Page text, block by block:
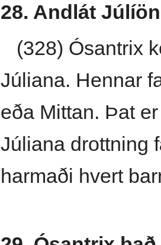
28. Andlát
(328) Ósantrix
Júliana. Hennar
eða Mittan. Þat
Júliana drottning
harmaði hvert